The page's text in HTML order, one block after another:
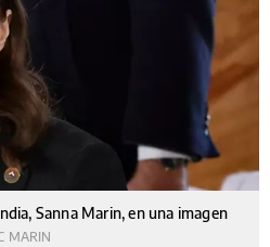
Sanna Marin, en una imagen
MARIN